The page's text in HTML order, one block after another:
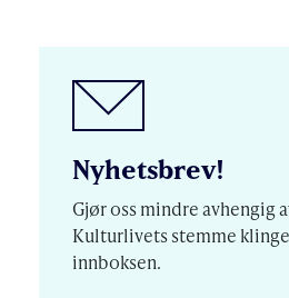
Nyhetsbrev!
Gjør oss mindre avhengig
Kulturlivets stemme
innboksen.